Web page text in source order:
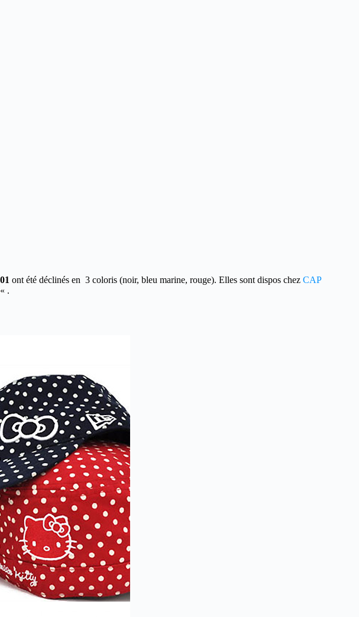
ont été déclinés en 3 coloris (noir, bleu marine, rouge). Elles sont dispos chez CAP
« .